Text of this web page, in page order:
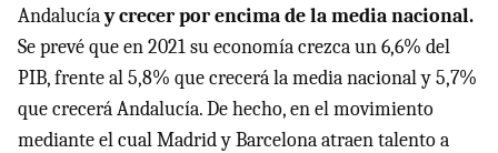
Andalucíay crecer por encima de la media nacional.
Se prevé que en 2021 su economía crezca un 6,6% del
PIB, frente al 5,8% que crecerá la media nacional y 5,7%
que crecerá Andalucía. De hecho, en el movimiento
mediante el cual Madrid y Barcelona atraen talento a